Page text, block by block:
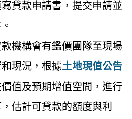
貸款申請書，提交申請並
機構會有鑑價團隊至現場
現況，根據土地現值公告
值及預期增值空間，進行
估計可貸款的額度與利